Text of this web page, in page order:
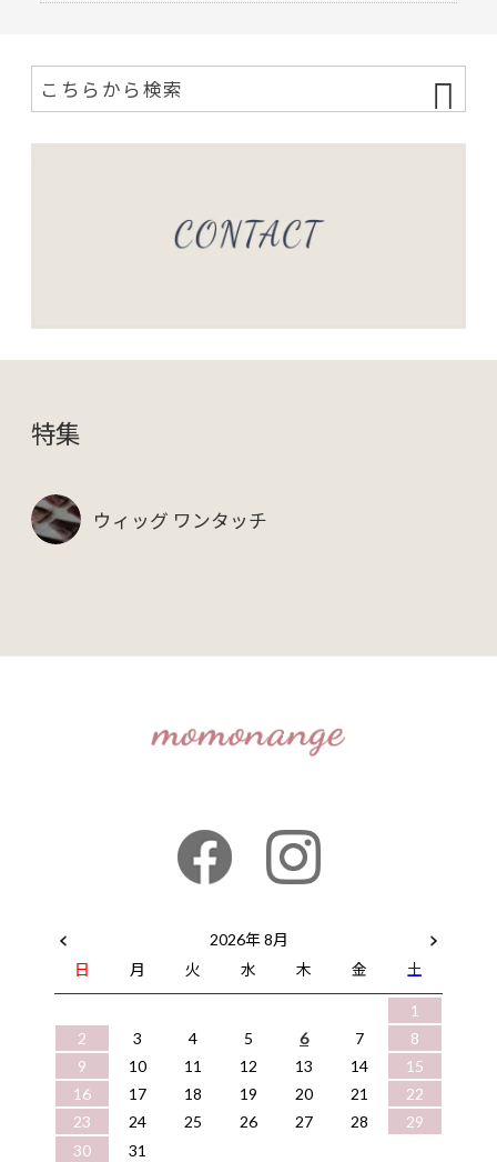
特集
ウィッグ ワンタッチ
2026年 8月
日
月 火 水 木 金
土
1
2
3 4 5 6 7
8
9
10 11 12 13 14
15
16
17 18 19 20 21
22
23
24 25 26 27 28
29
30
31